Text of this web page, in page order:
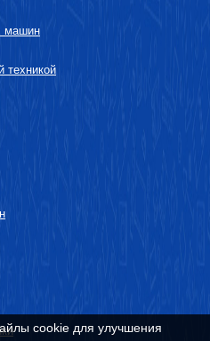
машин
техникой
cookie для улучшения